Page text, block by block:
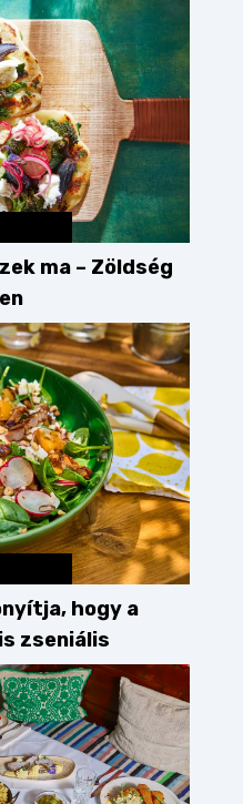
ma – Zöldség
hogy a
zseniális